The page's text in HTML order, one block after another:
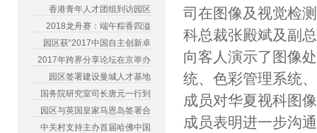
香港青年人才团组到访园区
2018龙舟赛：端午粽香四溢
园区获“2017中国自主创新卓
2017年跨界分享论坛在京举办
园区签署建设曼城人才基地
国务院研究室司长唐元一行到
园区与英国皇家马恩岛签署合
中关村支持主办首届哈佛中国
司在图像及视觉检
科总裁张殿斌及副
向客人演示了图像
统、色彩管理系统
成员对华夏视科图
成员表明进一步沟